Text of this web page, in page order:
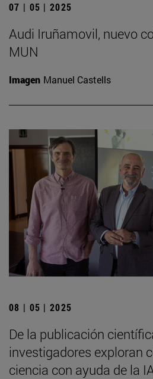
07 | 05 | 2025
Audi Iruñamovil, nuevo
MUN
Imagen Manuel Castells
08 | 05 | 2025
De la publicación
investigadores exploran
ciencia con ayuda de la